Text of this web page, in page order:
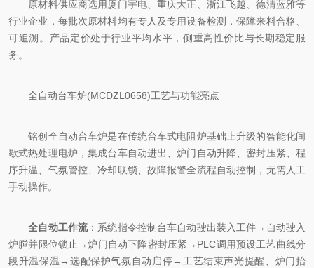
原材料供应商选用厦门宇电、重庆大正、浙江飞越、德清蓝雅等
行业企业，每批次原材料均有专人及专用设备检测，保障来料合格、
可追溯。产品定价处于行业平均水平，侧重高性价比与长期稳定服
务。
全自动台车炉(MCDZL0658)工艺与功能亮点
铭创全自动台车炉是在传统台车式电阻炉基础上升级的智能化间
歇式热处理电炉，集成台车自动进出、炉门自动升降、密封压紧、程
序升温、气氛管控、冷却联锁、故障报警全流程自动控制，无需人工
手动操作。
全自动工作流：系统指令控制台车自动驶出装入工件→自动驶入
炉膛并限位锁止→炉门自动下降密封压紧→PLC调用预设工艺曲线分
段升温保温→选配保护气氛自动启停→工艺结束声光提醒、炉门抬